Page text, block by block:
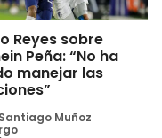
Reyes sobre
Peña: “No ha
manejar las
Muñoz